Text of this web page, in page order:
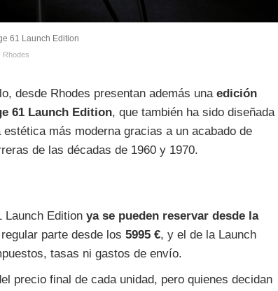
61 Launch Edition
Rhodes
desde Rhodes presentan además una edición
61 Launch Edition, que también ha sido diseñada
más moderna gracias a un acabado de
de las décadas de 1960 y 1970.
Launch Edition ya se pueden reservar desde la
parte desde los 5995 €, y el de la Launch
tasas ni gastos de envío.
precio final de cada unidad, pero quienes decidan